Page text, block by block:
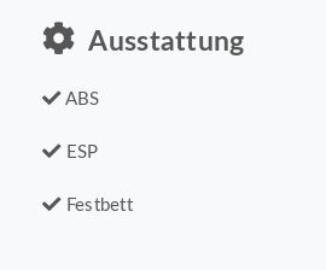
Ausstattung
ABS
ESP
Festbett